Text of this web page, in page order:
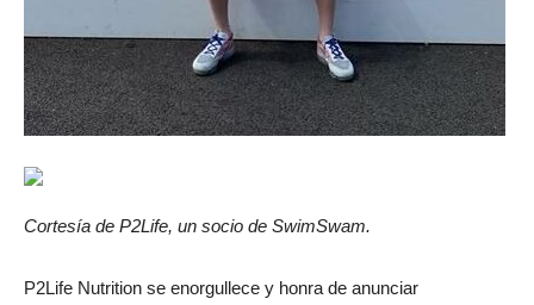
Cortesía de P2Life, un socio de SwimSwam.
P2Life Nutrition se enorgullece y honra de anunciar